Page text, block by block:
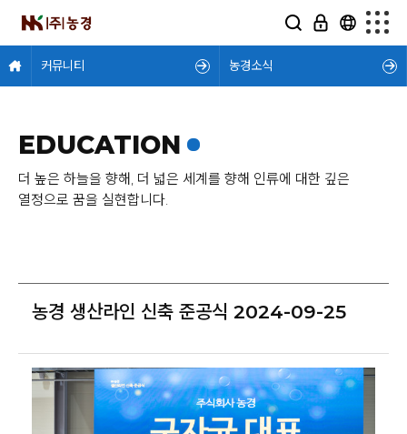
커뮤니티 농경소식
EDUCATION
더 높은 하늘을 향해, 더 넓은 세계를 향해 인류에 대한 깊은
열정으로 꿈을 실현합니다.
농경 생산라인 신축 준공식 2024-09-25